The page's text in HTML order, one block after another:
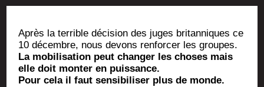
Après la ter­rible déci­sion des juges bri­tan­niques ce
10 décembre, nous devons ren­for­cer les groupes.
La mobi­li­sa­tion peut chan­ger les choses mais
elle doit mon­ter en puissance.
Pour cela il faut sen­si­bi­li­ser plus de monde.